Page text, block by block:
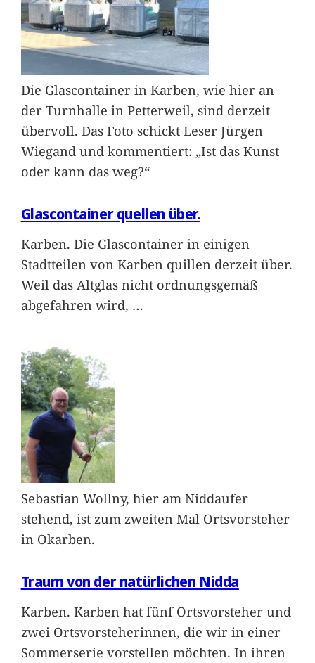
Die Glascontainer in Karben, wie hier an
der Turnhalle in Petterweil, sind derzeit
übervoll. Das Foto schickt Leser Jürgen
Wiegand und kommentiert: „Ist das Kunst
oder kann das weg?“
Glascontainer quellen über.
Karben. Die Glascontainer in einigen
Stadtteilen von Karben quillen derzeit über.
Weil das Altglas nicht ordnungsgemäß
abgefahren wird, …
Sebastian Wollny, hier am Niddaufer
stehend, ist zum zweiten Mal Ortsvorsteher
in Okarben.
Traum von der natürlichen Nidda
Karben. Karben hat fünf Ortsvorsteher und
zwei Ortsvorsteherinnen, die wir in einer
Sommerserie vorstellen möchten. In ihren